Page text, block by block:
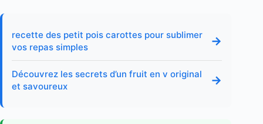
recette des petit pois carottes pour sublimer
vos repas simples
→
Découvrez les secrets d’un fruit en v original
et savoureux
→